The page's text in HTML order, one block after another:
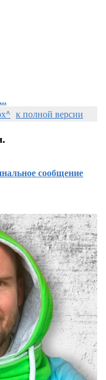
к полной версии
сообщение